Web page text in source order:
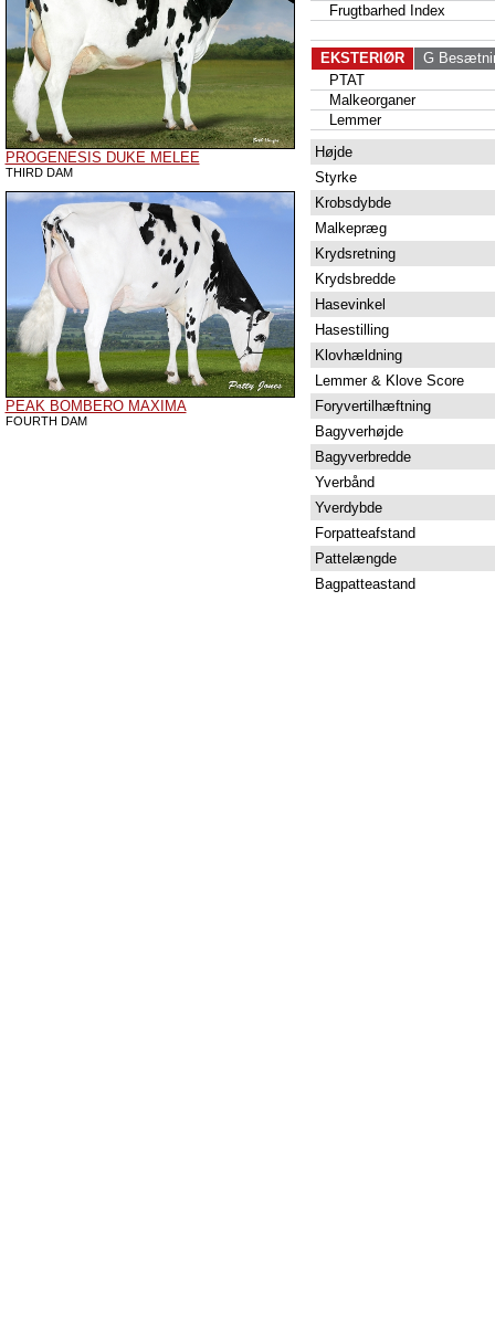
PROGENESIS DUKE MELEE
THIRD DAM
PEAK BOMBERO MAXIMA
FOURTH DAM
Frugtbarhed Index
EKSTERIØR
G
PTAT
Malkeorganer
Lemmer
Højde
Styrke
Krobsdybde
Malkepræg
Krydsretning
Krydsbredde
Hasevinkel
Hasestilling
Klovhældning
Lemmer & Klove Score
Foryvertilhæftning
Bagyverhøjde
Bagyverbredde
Yverbånd
Yverdybde
Forpatteafstand
Pattelængde
Bagpatteastand